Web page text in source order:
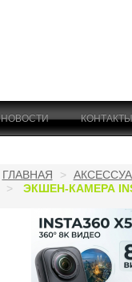
НОВОСТИ КОНТАКТЫ
ГЛАВНАЯ
ЭКШЕН-КАМЕРА